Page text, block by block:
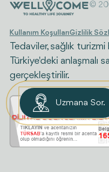
©
Kullanım KoşullarıGizlilik
Tedaviler, sağlık
Türkiye'deki anlaşmalı
gerçekleştirilir.
Uzmana Sor.